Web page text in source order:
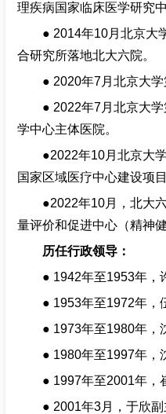
理疾病国家临床医学研究中
● 2014年10月北京大
合研究所落地北大六院。
● 2020年7月北京大学
● 2022年7月北京大
学中心主体医院。
●2022年10月北京大
国家区域医疗中心建设项目
●2022年10月，北大
量评价和促进中心（精神
历任行政领导：
● 1942年至1953年，
● 1953年至1972年，
● 1973年至1980年，
● 1980年至1997年，
● 1997年至2001年，
● 2001年3月，于欣